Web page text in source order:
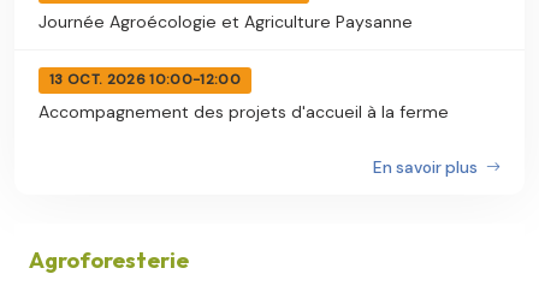
Journée Agroécologie et Agriculture Paysanne
13 OCT. 2026 10:00-12:00
Accompagnement des projets d'accueil à la ferme
En savoir plus
Agroforesterie